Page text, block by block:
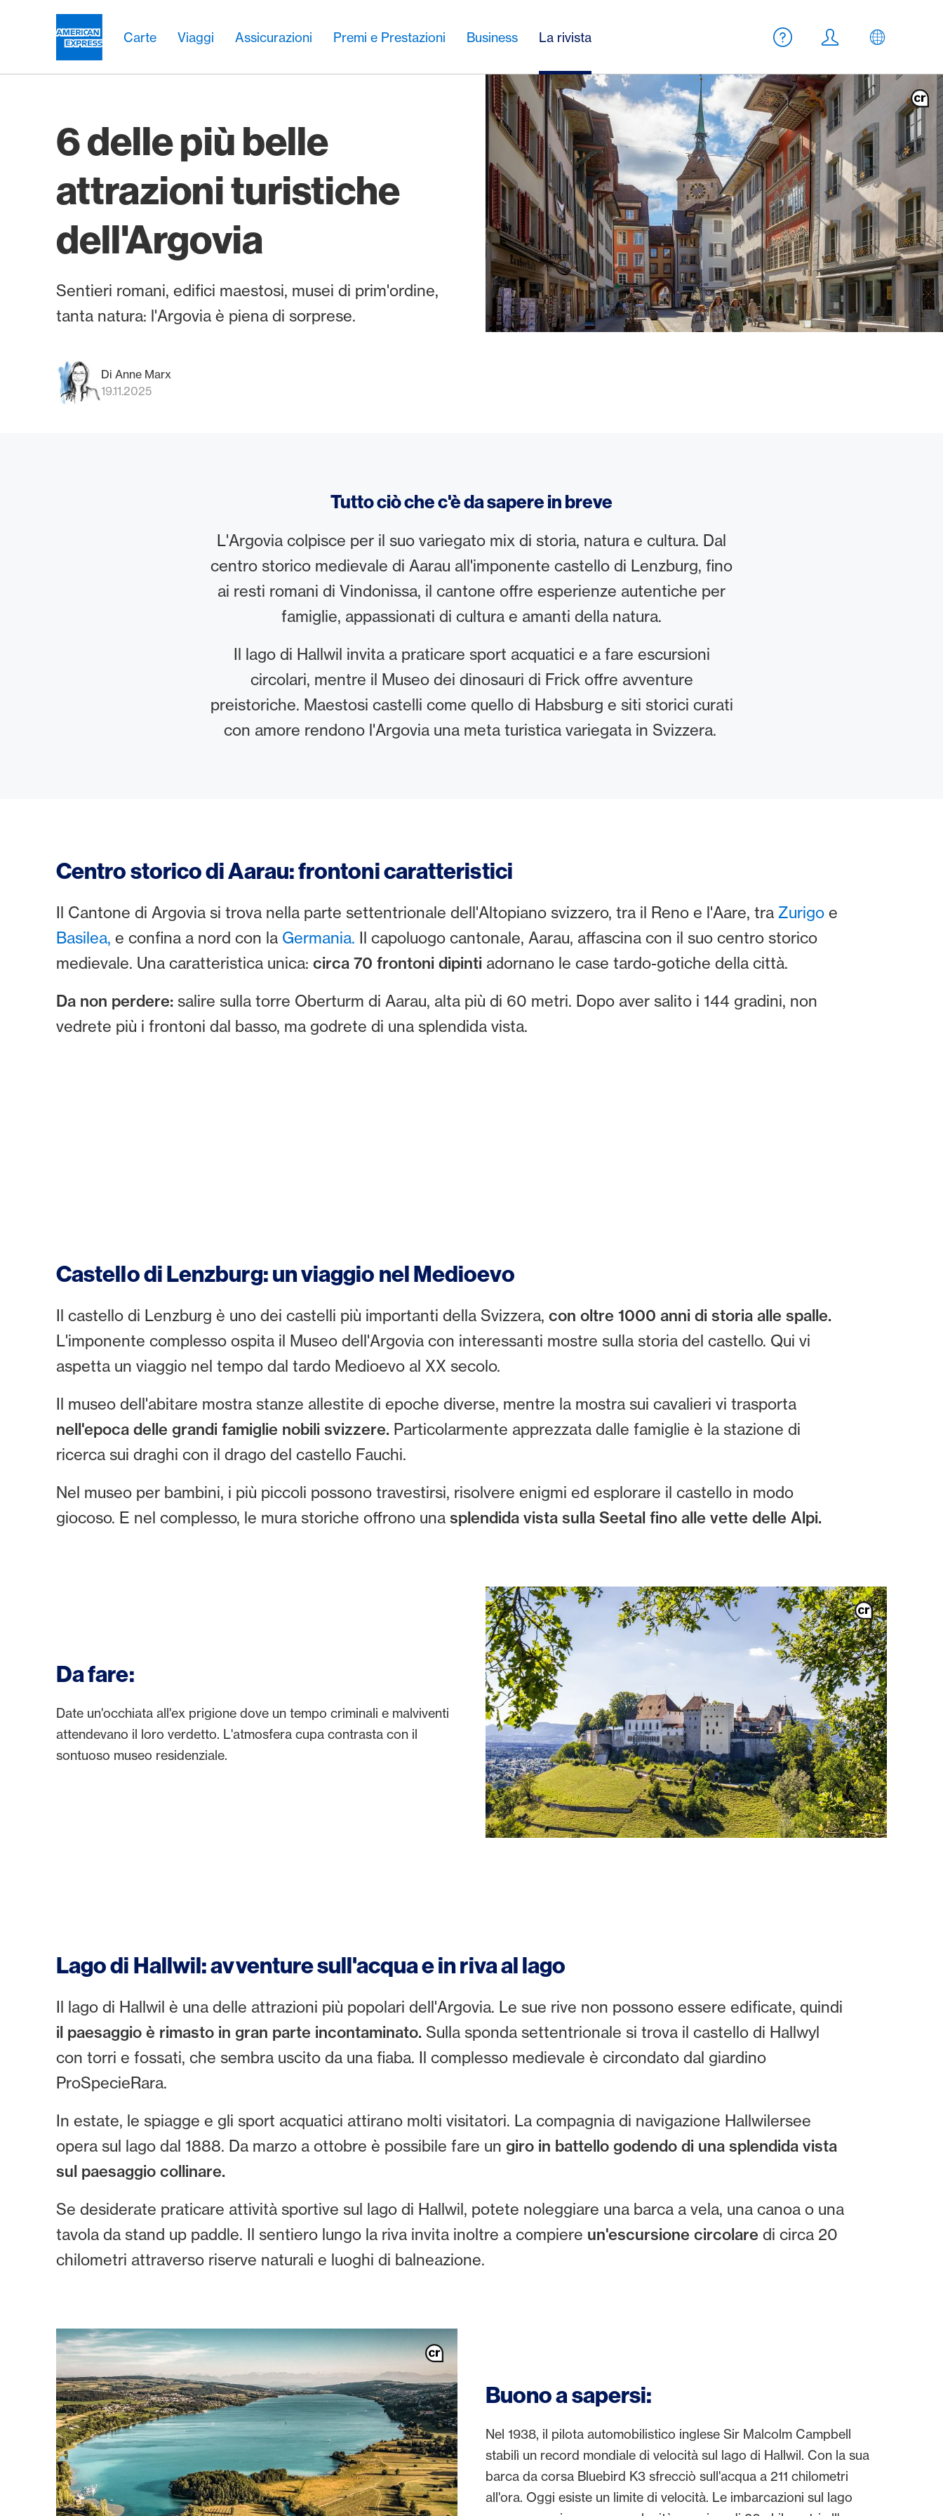
Carte Viaggi Assicurazioni Premi e Prestazioni Business La rivista
Meta Navigation
Aiuto
Login IT
6 delle più belle
attrazioni turistiche
dell'Argovia
Sentieri romani, edifici maestosi, musei di prim'ordine,
tanta natura: l'Argovia è piena di sorprese.
Di Anne Marx
19.11.2025
Tutto ciò che c'è da sapere in breve
L'Argovia colpisce per il suo variegato mix di storia, natura e cultura. Dal
centro storico medievale di Aarau all'imponente castello di Lenzburg, fino
ai resti romani di Vindonissa, il cantone offre esperienze autentiche per
famiglie, appassionati di cultura e amanti della natura.
Il lago di Hallwil invita a praticare sport acquatici e a fare escursioni
circolari, mentre il Museo dei dinosauri di Frick offre avventure
preistoriche. Maestosi castelli come quello di Habsburg e siti storici curati
con amore rendono l'Argovia una meta turistica variegata in Svizzera.
Centro storico di Aarau: frontoni caratteristici
Il Cantone di Argovia si trova nella parte settentrionale dell'Altopiano svizzero, tra il Reno e l'Aare, tra Zurigo e
Basilea, e confina a nord con la Germania. Il capoluogo cantonale, Aarau, affascina con il suo centro storico
medievale. Una caratteristica unica: circa 70 frontoni dipinti adornano le case tardo-gotiche della città.
Da non perdere: salire sulla torre Oberturm di Aarau, alta più di 60 metri. Dopo aver salito i 144 gradini, non
vedrete più i frontoni dal basso, ma godrete di una splendida vista.
Castello di Lenzburg: un viaggio nel Medioevo
Il castello di Lenzburg è uno dei castelli più importanti della Svizzera, con oltre 1000 anni di storia alle spalle.
L'imponente complesso ospita il Museo dell'Argovia con interessanti mostre sulla storia del castello. Qui vi
aspetta un viaggio nel tempo dal tardo Medioevo al XX secolo.
Il museo dell'abitare mostra stanze allestite di epoche diverse, mentre la mostra sui cavalieri vi trasporta
nell'epoca delle grandi famiglie nobili svizzere. Particolarmente apprezzata dalle famiglie è la stazione di
ricerca sui draghi con il drago del castello Fauchi.
Nel museo per bambini, i più piccoli possono travestirsi, risolvere enigmi ed esplorare il castello in modo
giocoso. E nel complesso, le mura storiche offrono una splendida vista sulla Seetal fino alle vette delle Alpi.
Da fare:
Date un'occhiata all'ex prigione dove un tempo criminali e malviventi
attendevano il loro verdetto. L'atmosfera cupa contrasta con il
sontuoso museo residenziale.
Lago di Hallwil: avventure sull'acqua e in riva al lago
Il lago di Hallwil è una delle attrazioni più popolari dell'Argovia. Le sue rive non possono essere edificate, quindi
il paesaggio è rimasto in gran parte incontaminato. Sulla sponda settentrionale si trova il castello di Hallwyl
con torri e fossati, che sembra uscito da una fiaba. Il complesso medievale è circondato dal giardino
ProSpecieRara.
In estate, le spiagge e gli sport acquatici attirano molti visitatori. La compagnia di navigazione Hallwilersee
opera sul lago dal 1888. Da marzo a ottobre è possibile fare un giro in battello godendo di una splendida vista
sul paesaggio collinare.
Se desiderate praticare attività sportive sul lago di Hallwil, potete noleggiare una barca a vela, una canoa o una
tavola da stand up paddle. Il sentiero lungo la riva invita inoltre a compiere un'escursione circolare di circa 20
chilometri attraverso riserve naturali e luoghi di balneazione.
Buono a sapersi:
Nel 1938, il pilota automobilistico inglese Sir Malcolm Campbell
stabilì un record mondiale di velocità sul lago di Hallwil. Con la sua
barca da corsa Bluebird K3 sfrecciò sull'acqua a 211 chilometri
all'ora. Oggi esiste un limite di velocità. Le imbarcazioni sul lago